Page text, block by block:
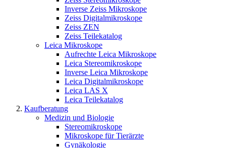
Inverse Zeiss Mikroskope
Zeiss Digitalmikroskope
Zeiss ZEN
Zeiss Teilekatalog
Leica Mikroskope
Aufrechte Leica Mikroskope
Leica Stereomikroskope
Inverse Leica Mikroskope
Leica Digitalmikroskope
Leica LAS X
Leica Teilekatalog
Kaufberatung
Medizin und Biologie
Stereomikroskope
Mikroskope für Tierärzte
Gynäkologie